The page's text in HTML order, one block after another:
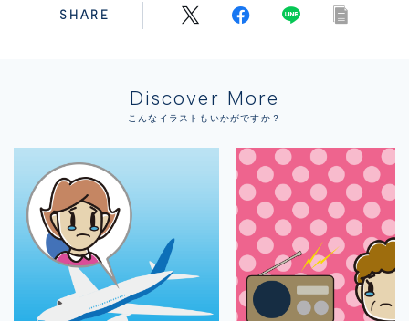
SHARE
Discover More
こんなイラストもいかがですか？